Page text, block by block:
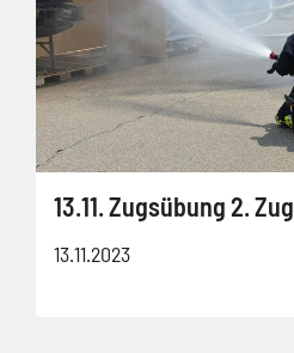
13.11. Zugsübung 2. Zug
13.11.2023